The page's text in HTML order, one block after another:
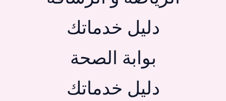
دليل خدماتك
بوابة الصحة
دليل خدماتك